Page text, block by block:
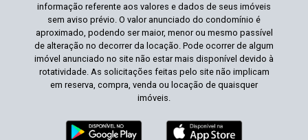
informação referente aos valores e dados de seus imóveis
sem aviso prévio. O valor anunciado do condomínio é
aproximado, podendo ser maior, menor ou mesmo passível
de alteração no decorrer da locação. Pode ocorrer de algum
imóvel anunciado no site não estar mais disponível devido à
rotatividade. As solicitações feitas pelo site não implicam
em reserva, compra, venda ou locação de quaisquer
imóveis.